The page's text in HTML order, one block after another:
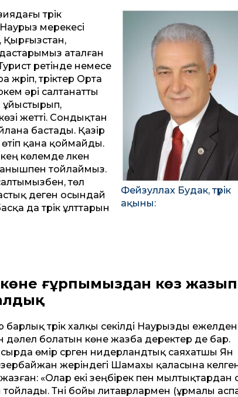
Фейзуллах Будак, түрік
ақыны:
түрік
мерекесі
Қырғызстан,
аталған
ретінде немесе
түріктер Орта
әрі салтанатты
ұйыстырып,
жетті. Сондықтан
бастады. Қазір
қана қоймайды.
көлемде үлкен
тойлаймыз.
төл
деген осындай
да түрік ұлттарын
ғұрпымыздан көз жазып
түрік халқы секілді Наурызды ежелден
дәлел болатын көне жазба деректер де бар.
өмір сүрген нидерландтық саяхатшы Ян
жеріндегі Шамахы қаласына
«Олар екі зеңбірек пен мылтықтардан
Түні бойы литаврлармен (ұрмалы